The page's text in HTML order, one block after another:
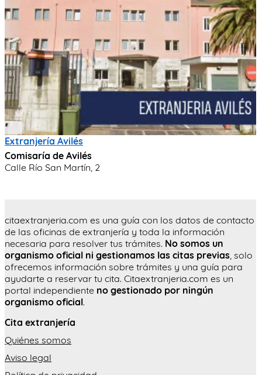
Extranjería Avilés
Comisaría de Avilés
Calle Río San Martín, 2
citaextranjeria.com es una guía con los datos de contacto
de las oficinas de extranjería y toda la información
necesaria para resolver tus trámites. No somos un
organismo oficial ni gestionamos las citas previas, solo
ofrecemos información sobre trámites y una guía para
ayudarte a reservar tu cita. Citaextranjeria.com es un
portal independiente no gestionado por ningún
organismo oficial.
Cita extranjería
Quiénes somos
Aviso legal